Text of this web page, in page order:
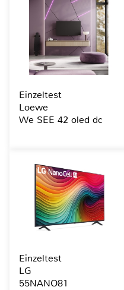
Einzeltest
Loewe
We SEE 42 oled dc
Einzeltest
LG
55NANO81